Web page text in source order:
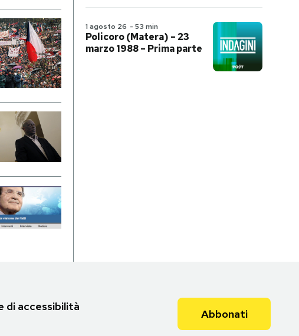
1 agosto 26 - 53 min
Policoro (Matera) – 23
marzo 1988 – Prima parte
di accessibilità
Abbonati